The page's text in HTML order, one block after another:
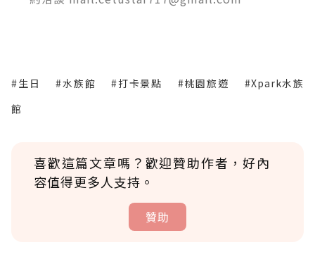
#生日 #水族館 #打卡景點 #桃園旅遊
#Xpark水族
館
喜歡這篇文章嗎？歡迎贊助作者，好內
容值得更多人支持。
贊助